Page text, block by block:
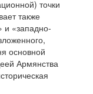
точки
также
и «западно-
основной
Армянства